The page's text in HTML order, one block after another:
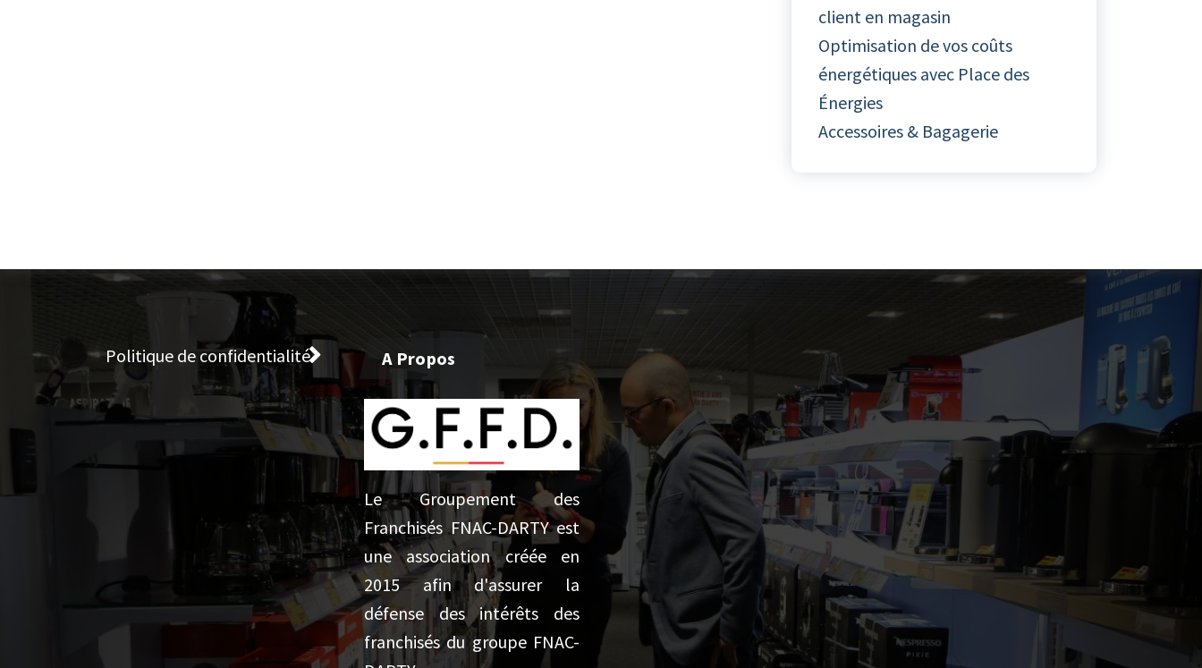
client en magasin
Optimisation de vos coûts
énergétiques avec Place des
Énergies
Accessoires & Bagagerie
Politique de confidentialité A Propos
Le Groupement des
Franchisés FNAC-DARTY est
une association créée en
2015 afin d'assurer la
défense des intérêts des
franchisés du groupe FNAC-